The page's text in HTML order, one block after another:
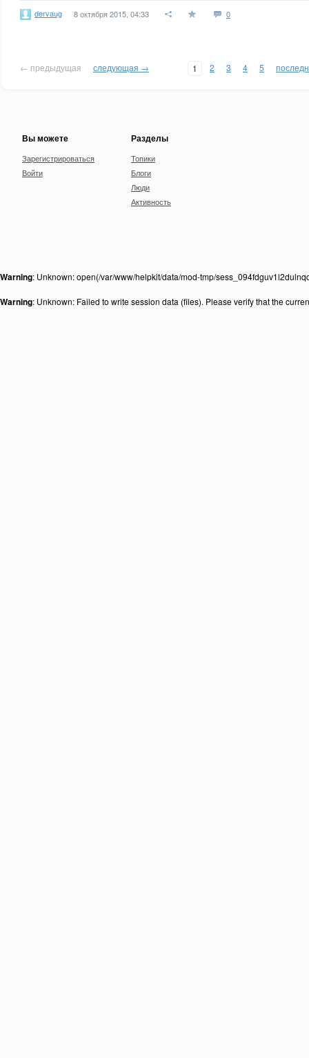
dervaug 8 октября 2015, 04:33 0
← предыдущая следующая → 1 2 3 4 5
Вы можете
Зарегистрироваться
Войти
Разделы
Топики
Блоги
Люди
Активность
Warning: Unknown: open(/var/www/helpkit/data/mod-tmp/
Warning: Unknown: Failed to write session data (files). Please verify that the